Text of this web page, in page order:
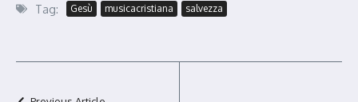
Tag: Gesù musicacristiana salvezza